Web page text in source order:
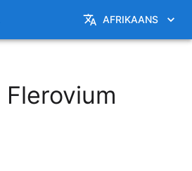
AFRIKAANS
Flerovium